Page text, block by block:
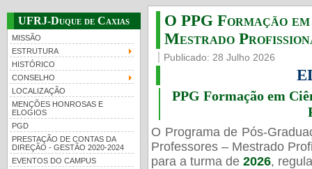
UFRJ-Duque de Caxias
MISSÃO
ESTRUTURA
HISTÓRICO
CONSELHO
LOCALIZAÇÃO
MENÇÕES HONROSAS E
ELOGIOS
PGD
PRESTAÇÃO DE CONTAS DA
DIREÇÃO - GESTÃO 2020-2024
EVENTOS DO CAMPUS
O PPG Formação
Mestrado
Publicado: 28 Julho 2026
PPG Formação em
O Programa de Pós-
Professores – Mestrado
para a turma de 2026,